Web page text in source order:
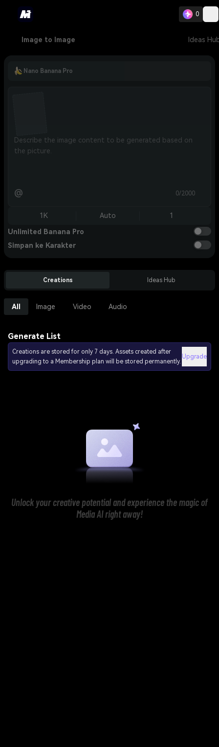
0
Image to Image Ideas
Nano Banana Pro
@ 0/2000
1K Auto 1
Unlimited Banana Pro
Simpan ke Karakter
Creations Ideas Hub
All Image Video Audio
Generate List
Creations are stored for only 7 days. Assets created after
upgrading to a Membership plan will be stored permanently.
Upgrade
Unlock your creative potential and experience the magic of
Media AI right away!